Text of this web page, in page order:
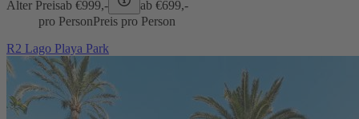
Alter Preisab €999,- ab €699,-
pro PersonPreis pro Person
R2 Lago Playa Park